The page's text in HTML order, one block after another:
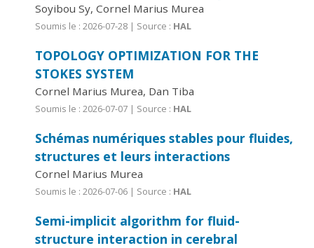
Soyibou Sy, Cornel Marius Murea
Soumis le : 2026-07-28 | Source : HAL
TOPOLOGY OPTIMIZATION FOR THE
STOKES SYSTEM
Cornel Marius Murea, Dan Tiba
Soumis le : 2026-07-07 | Source : HAL
Schémas numériques stables pour fluides,
structures et leurs interactions
Cornel Marius Murea
Soumis le : 2026-07-06 | Source : HAL
Semi-implicit algorithm for fluid-
structure interaction in cerebral